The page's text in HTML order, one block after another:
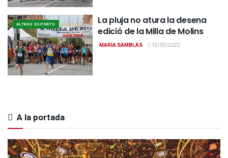
ALTRES ESPORTS
La pluja no atura la desena
edició de la Milla de Molins
MARÍA SAMBLÁS 15/03/2022
A la portada